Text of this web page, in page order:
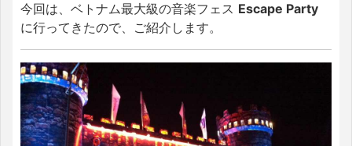
今回は、ベトナム最大級の音楽フェス Escape Party
に行ってきたので、ご紹介します。